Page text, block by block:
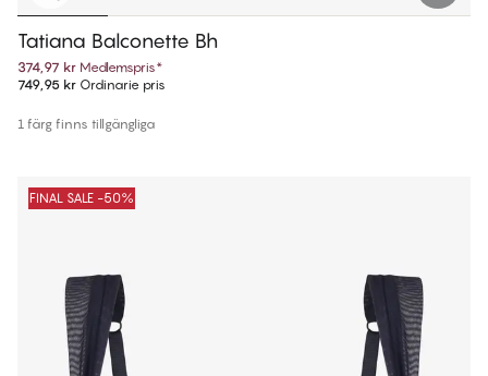
Tatiana Balconette Bh
374,97 kr Medlemspris*
749,95 kr Ordinarie pris
1 färg finns tillgängliga
FINAL SALE -50%